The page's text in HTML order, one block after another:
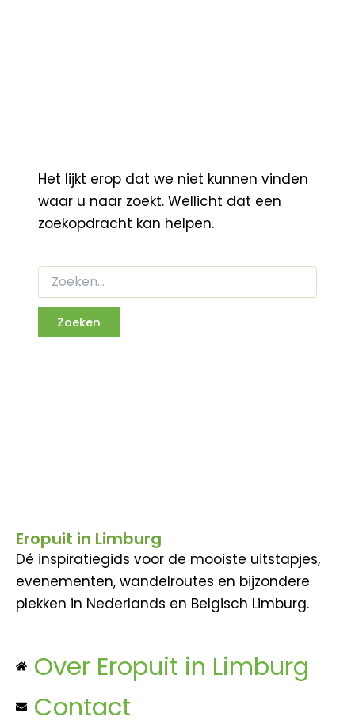
Het lijkt erop dat we niet kunnen vinden
waar u naar zoekt. Wellicht dat een
zoekopdracht kan helpen.
Eropuit in Limburg
Dé inspiratiegids voor de mooiste uitstapjes,
evenementen, wandelroutes en bijzondere
plekken in Nederlands en Belgisch Limburg.
Over Eropuit in Limburg
Contact